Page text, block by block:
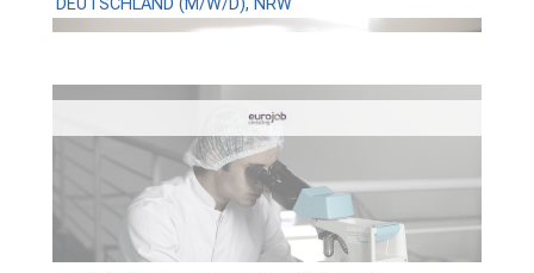
DEUTSCHLAND (M/W/D), NRW